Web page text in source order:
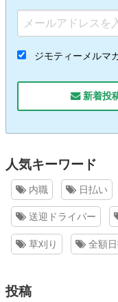
ジモティーメルマ
新着投
人気キーワード
内職 日払い
送迎ドライバー
草刈り 全額
投稿